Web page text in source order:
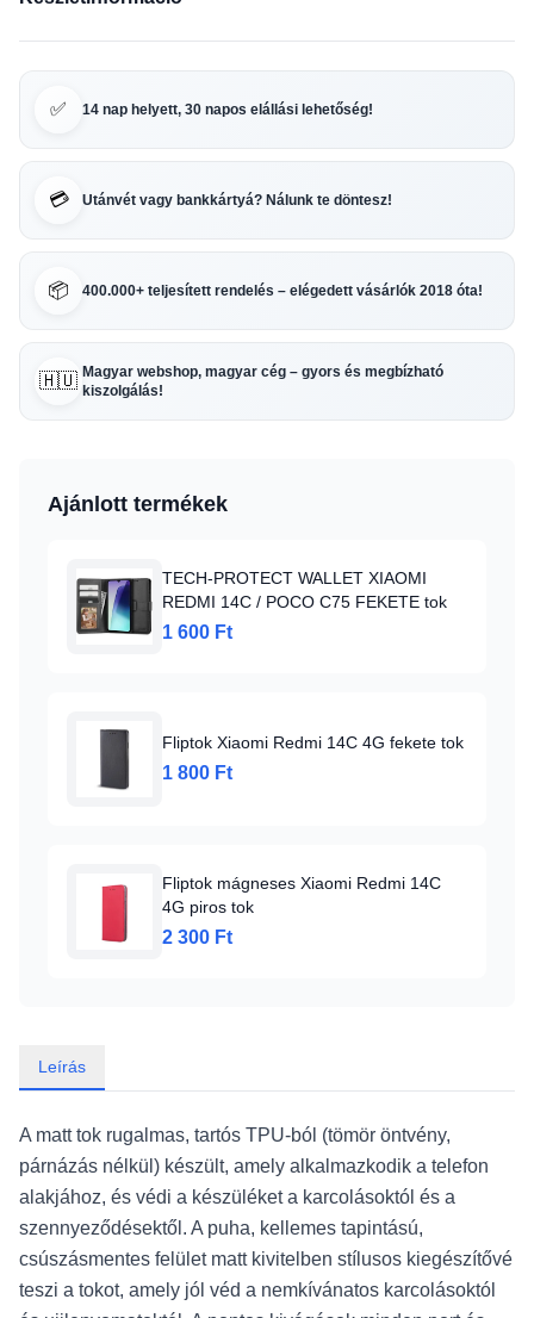
✅ 14 nap helyett, 30 napos elállási lehetőség!
💳 Utánvét vagy bankkártyá? Nálunk te döntesz!
📦 400.000+ teljesített rendelés – elégedett vásárlók 2018 óta!
🇭🇺 Magyar webshop, magyar cég – gyors és megbízható
kiszolgálás!
Ajánlott termékek
TECH-PROTECT WALLET XIAOMI
REDMI 14C / POCO C75 FEKETE tok
1 600 Ft
Fliptok Xiaomi Redmi 14C 4G fekete tok
1 800 Ft
Fliptok mágneses Xiaomi Redmi 14C
4G piros tok
2 300 Ft
Leírás
A matt tok rugalmas, tartós TPU-ból (tömör öntvény,
párnázás nélkül) készült, amely alkalmazkodik a telefon
alakjához, és védi a készüléket a karcolásoktól és a
szennyeződésektől. A puha, kellemes tapintású,
csúszásmentes felület matt kivitelben stílusos kiegészítővé
teszi a tokot, amely jól véd a nemkívánatos karcolásoktól